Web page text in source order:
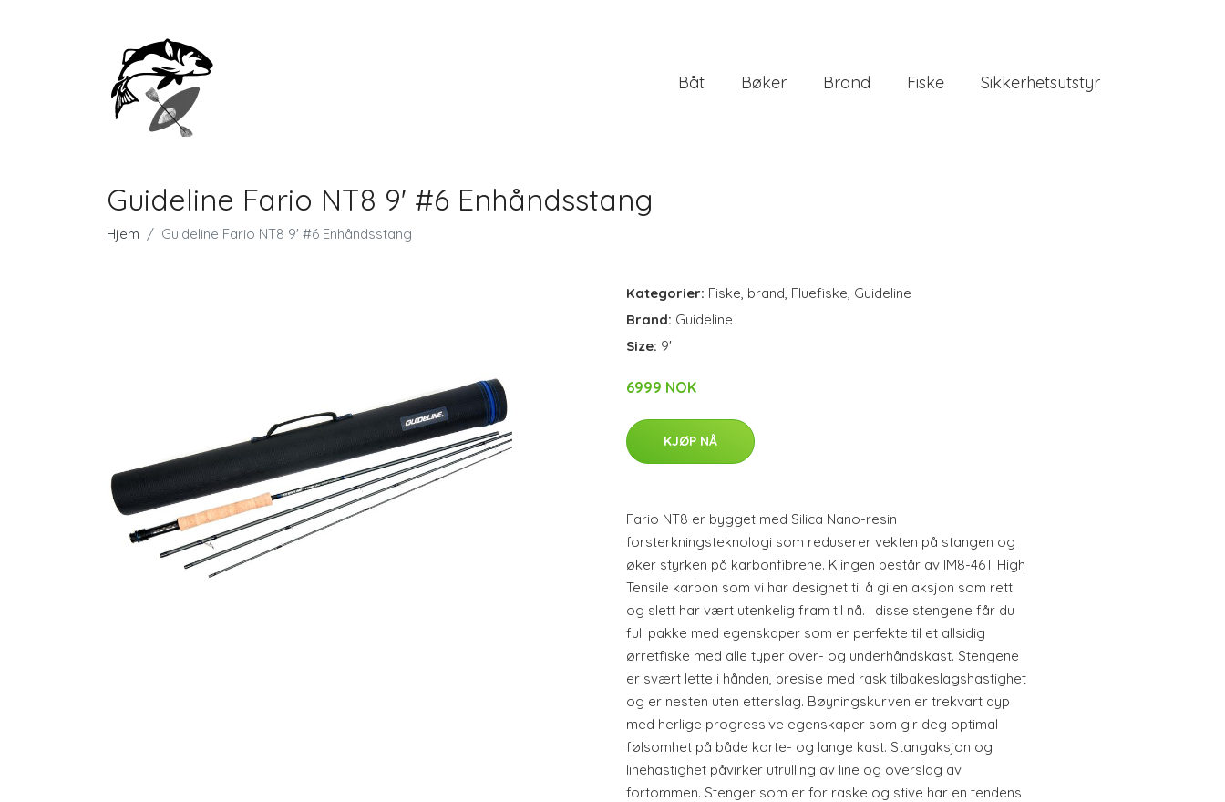
Båt Bøker Brand Fiske Sikkerhetsutstyr
Guideline Fario NT8 9' #6 Enhåndsstang
Hjem Guideline Fario NT8 9' #6 Enhåndsstang
Kategorier: Fiske, brand, Fluefiske, Guideline
Brand: Guideline
Size: 9'
6999 NOK
KJØP NÅ
Fario NT8 er bygget med Silica Nano-resin
forsterkningsteknologi som reduserer vekten på stangen og
øker styrken på karbonfibrene. Klingen består av IM8-46T High
Tensile karbon som vi har designet til å gi en aksjon som rett
og slett har vært utenkelig fram til nå. I disse stengene får du
full pakke med egenskaper som er perfekte til et allsidig
ørretfiske med alle typer over- og underhåndskast. Stengene
er svært lette i hånden, presise med rask tilbakeslagshastighet
og er nesten uten etterslag. Bøyningskurven er trekvart dyp
med herlige progressive egenskaper som gir deg optimal
følsomhet på både korte- og lange kast. Stangaksjon og
linehastighet påvirker utrulling av line og overslag av
fortommen. Stenger som er for raske og stive har en tendens